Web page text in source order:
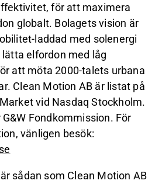
för att maximera
globalt. Bolagets vision är
laddad med solenergi
elfordon med låg
att möta 2000-talets urbana
Clean Motion AB är listat på
vid Nasdaq Stockholm.
Fondkommission. För
vänligen besök:
sådan som Clean Motion AB